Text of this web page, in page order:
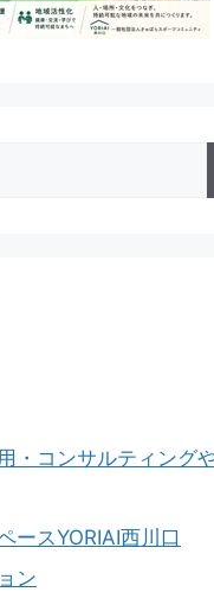
・コンサルティング
ースYORIAI西川口
ン